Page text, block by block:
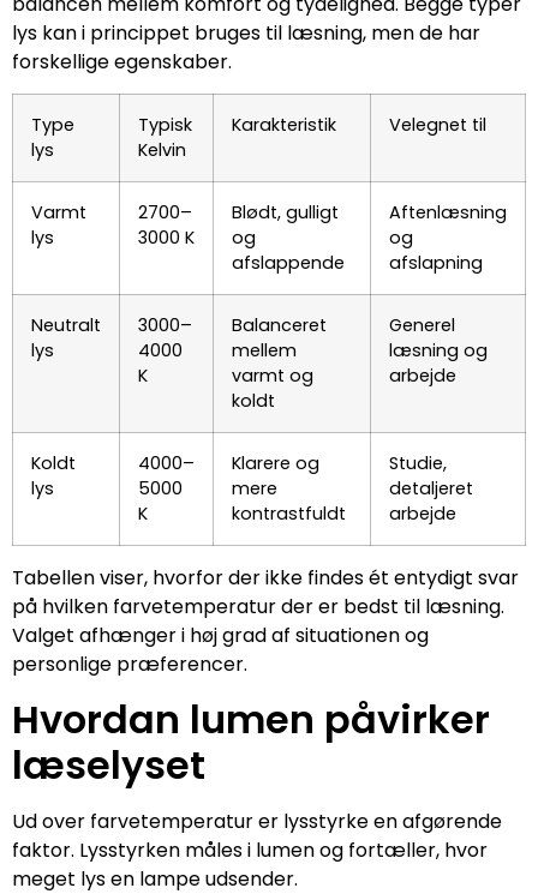
lys kan i princippet bruges til læsning, men de har
forskellige egenskaber.
Type
lys
Typisk
Kelvin
Karakteristik Velegnet til
Varmt
lys
2700–
3000 K
Blødt, gulligt
og
afslappende
Aftenlæsning
og
afslapning
Neutralt
lys
3000–
4000
K
Balanceret
mellem
varmt og
koldt
Generel
læsning og
arbejde
Koldt
lys
4000–
5000
K
Klarere og
mere
kontrastfuldt
Studie,
detaljeret
arbejde
Tabellen viser, hvorfor der ikke findes ét entydigt svar
på hvilken farvetemperatur der er bedst til læsning.
Valget afhænger i høj grad af situationen og
personlige præferencer.
Hvordan lumen påvirker
læselyset
Ud over farvetemperatur er lysstyrke en afgørende
faktor. Lysstyrken måles i lumen og fortæller, hvor
meget lys en lampe udsender.